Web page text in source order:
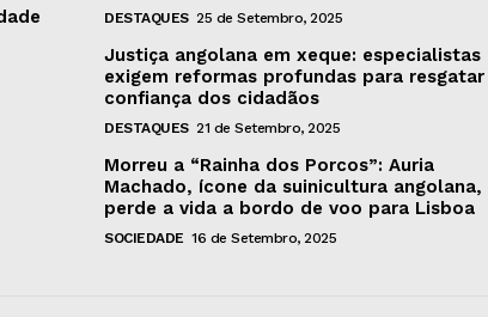
DESTAQUES 25 de Setembro, 2025
Justiça angolana em xeque: especialistas
exigem reformas profundas para resgatar
confiança dos cidadãos
DESTAQUES 21 de Setembro, 2025
Morreu a “Rainha dos Porcos”: Auria
Machado, ícone da suinicultura angolana,
perde a vida a bordo de voo para Lisboa
SOCIEDADE 16 de Setembro, 2025